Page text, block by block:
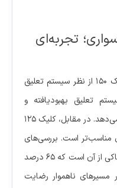
تجربه‌ای
مقایسه مدل کلیک ۱۲۵ با هوندا کلیک ۱۵۰ از نظر سیستم تعلیق
که مدل ۱۵۰ با سیستم تعلیق بهبودیافته و
شوک‌های قوی‌تر، سواری نرم‌تری ارائه می‌دهد. در مقابل، کلیک ۱۲۵
مناسب‌تر است. بررسی‌های
انجام‌شده در وب‌سایت‌های خارجی حاکی از آن است که ۶۵ درصد
سواری در مسیرهای ناهموار رضایت